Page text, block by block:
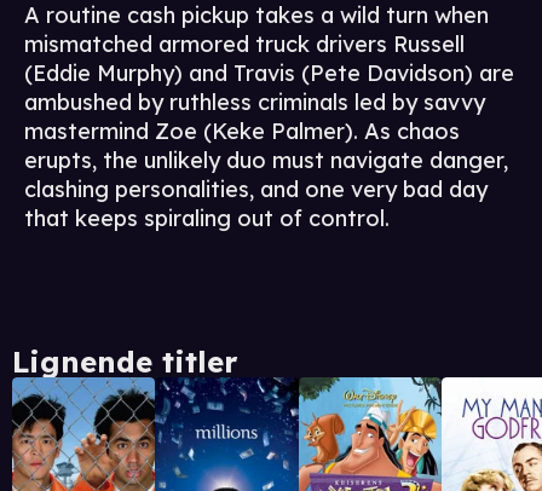
A routine cash pickup takes a wild turn when
mismatched armored truck drivers Russell
(Eddie Murphy) and Travis (Pete Davidson) are
ambushed by ruthless criminals led by savvy
mastermind Zoe (Keke Palmer). As chaos
erupts, the unlikely duo must navigate danger,
clashing personalities, and one very bad day
that keeps spiraling out of control.
Lignende titler